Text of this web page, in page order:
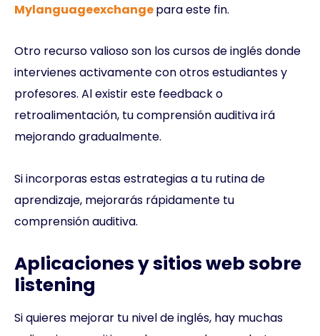
Mylanguageexchangepara este fin.
Otro recurso valioso son los cursos de inglés donde
intervienes activamente con otros estudiantes y
profesores. Al existir este feedback o
retroalimentación, tu comprensión auditiva irá
mejorando gradualmente.
Si incorporas estas estrategias a tu rutina de
aprendizaje, mejorarás rápidamente tu
comprensión auditiva.
Aplicaciones y sitios web sobre
listening
Si quieres mejorar tu nivel de inglés, hay muchas